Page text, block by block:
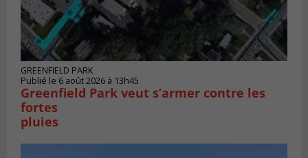
GREENFIELD PARK
Publié le 6 août 2026 à 13h45
Greenfield Park veut s’armer contre les
fortes
pluies